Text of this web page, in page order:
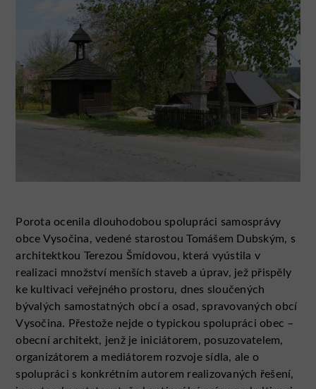
Porota ocenila dlouhodobou spolupráci samosprávy
obce Vysočina, vedené starostou Tomášem Dubským, s
architektkou Terezou Šmídovou, která vyústila v
realizaci množství menších staveb a úprav, jež přispěly
ke kultivaci veřejného prostoru, dnes sloučených
bývalých samostatných obcí a osad, spravovaných obcí
Vysočina. Přestože nejde o typickou spolupráci obec –
obecní architekt, jenž je iniciátorem, posuzovatelem,
organizátorem a mediátorem rozvoje sídla, ale o
spolupráci s konkrétním autorem realizovaných řešení,